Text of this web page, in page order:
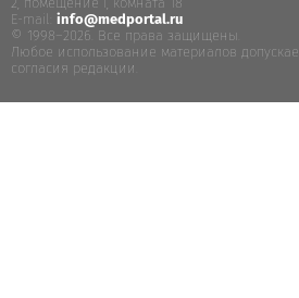
2, помещение I, комната 18
E-mail: info@medportal.ru
© 1998–2026. Все права защищены.
Любое использование материалов
согласия редакции.